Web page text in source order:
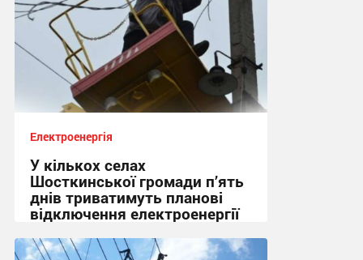
Електроенергія
У кількох селах
Шосткинської громади п’ять
днів триватимуть планові
відключення електроенергії